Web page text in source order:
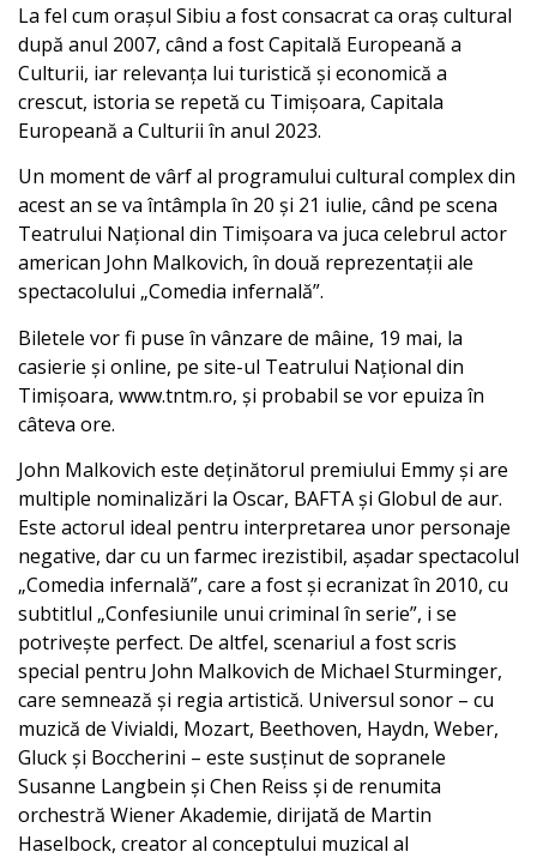
La fel cum orașul Sibiu a fost consacrat ca oraș cultural
după anul 2007, când a fost Capitală Europeană a
Culturii, iar relevanța lui turistică și economică a
crescut, istoria se repetă cu Timișoara, Capitala
Europeană a Culturii în anul 2023.
Un moment de vârf al programului cultural complex din
acest an se va întâmpla în 20 și 21 iulie, când pe scena
Teatrului Național din Timișoara va juca celebrul actor
american John Malkovich, în două reprezentații ale
spectacolului „Comedia infernală”.
Biletele vor fi puse în vânzare de mâine, 19 mai, la
casierie și online, pe site-ul Teatrului Național din
Timișoara, www.tntm.ro, și probabil se vor epuiza în
câteva ore.
John Malkovich este deținătorul premiului Emmy și are
multiple nominalizări la Oscar, BAFTA și Globul de aur.
Este actorul ideal pentru interpretarea unor personaje
negative, dar cu un farmec irezistibil, așadar spectacolul
„Comedia infernală”, care a fost și ecranizat în 2010, cu
subtitlul „Confesiunile unui criminal în serie”, i se
potrivește perfect. De altfel, scenariul a fost scris
special pentru John Malkovich de Michael Sturminger,
care semnează și regia artistică. Universul sonor – cu
muzică de Vivialdi, Mozart, Beethoven, Haydn, Weber,
Gluck și Boccherini – este susținut de sopranele
Susanne Langbein și Chen Reiss și de renumita
orchestră Wiener Akademie, dirijată de Martin
Haselbock, creator al conceptului muzical al